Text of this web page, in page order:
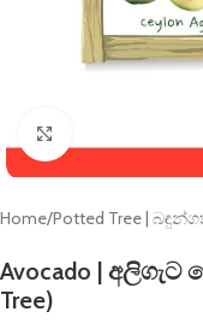
Home/Potted Tree |
Avocado | අලිගැට
Tree)